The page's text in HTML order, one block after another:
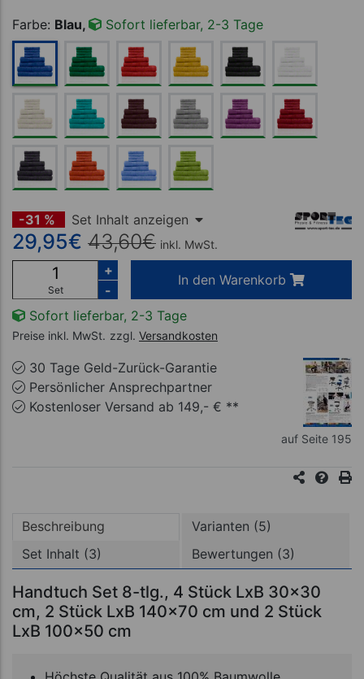
Farbe: Blau, Sofort lieferbar, 2-3 Tage
-31 % Set Inhalt anzeigen
29,95€ 43,60€ inkl. MwSt.
Set
+
-
In den Warenkorb
Sofort lieferbar, 2-3 Tage
Preise inkl. MwSt. zzgl. Versandkosten
30 Tage Geld-Zurück-Garantie
Persönlicher Ansprechpartner
Kostenloser Versand ab 149,- € **
auf Seite 195
Beschreibung
Varianten (5)
Set Inhalt (3)
Bewertungen (3)
Handtuch Set 8-tlg., 4 Stück LxB 30x30
cm, 2 Stück LxB 140x70 cm und 2 Stück
LxB 100x50 cm